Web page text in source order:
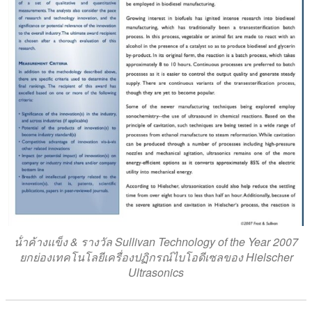
น้ําค้างแข็ง & รางวัล Sullivan Technology of the Year 2007
ยกย่องเทคโนโลยีเครื่องปฏิกรณ์ไบโอดีเซลของ Hielscher
Ultrasonics